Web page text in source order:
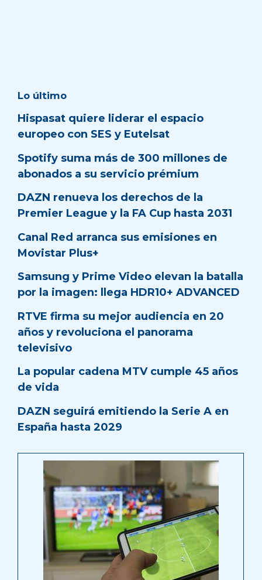
Lo último
Hispasat quiere liderar el espacio
europeo con SES y Eutelsat
Spotify suma más de 300 millones de
abonados a su servicio prémium
DAZN renueva los derechos de la
Premier League y la FA Cup hasta 2031
Canal Red arranca sus emisiones en
Movistar Plus+
Samsung y Prime Video elevan la batalla
por la imagen: llega HDR10+ ADVANCED
RTVE firma su mejor audiencia en 20
años y revoluciona el panorama
televisivo
La popular cadena MTV cumple 45 años
de vida
DAZN seguirá emitiendo la Serie A en
España hasta 2029